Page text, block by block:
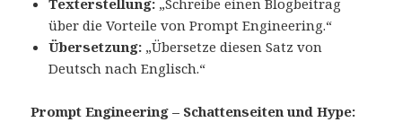
Texterstellung: „Schreibe einen Blogbeitrag
über die Vorteile von Prompt Engineering.“
Übersetzung: „Übersetze diesen Satz von
Deutsch nach Englisch.“
Prompt Engineering – Schattenseiten und Hype: